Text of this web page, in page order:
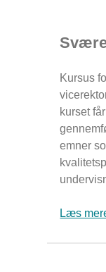
Kursus
kurset
emner
Læs